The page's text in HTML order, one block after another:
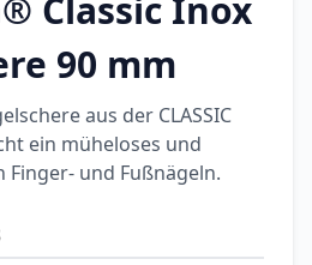
Classic Inox
90 mm
aus der CLASSIC
ein müheloses und
Finger- und Fußnägeln.